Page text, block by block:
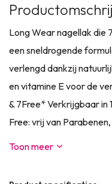
Long Wear nagellak die
een sneldrogende
verlengd dankzij
en vitamine E voor de
& 7Free* Verkrijgbaar in
Free: vrij van
Toon meer